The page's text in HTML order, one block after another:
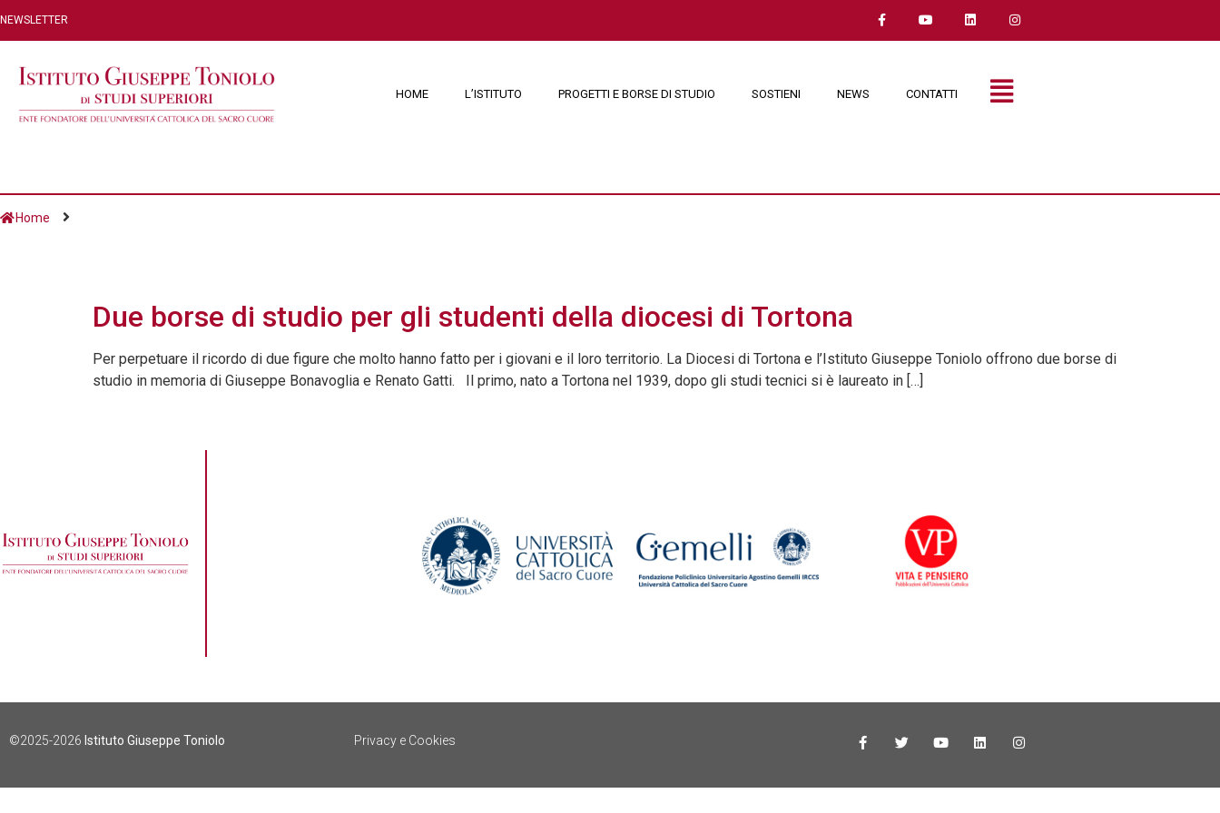
NEWSLETTER
HOME L’ISTITUTO PROGETTI E BORSE DI STUDIO SOSTIENI NEWS CONTATTI
Home
Due borse di studio per gli studenti della diocesi di Tortona
Per perpetuare il ricordo di due figure che molto hanno fatto per i giovani e il loro territorio. La Diocesi di Tortona e l’Istituto Giuseppe Toniolo offrono due borse di
studio in memoria di Giuseppe Bonavoglia e Renato Gatti. Il primo, nato a Tortona nel 1939, dopo gli studi tecnici si è laureato in […]
©2025-2026 Istituto Giuseppe Toniolo Privacy e Cookies